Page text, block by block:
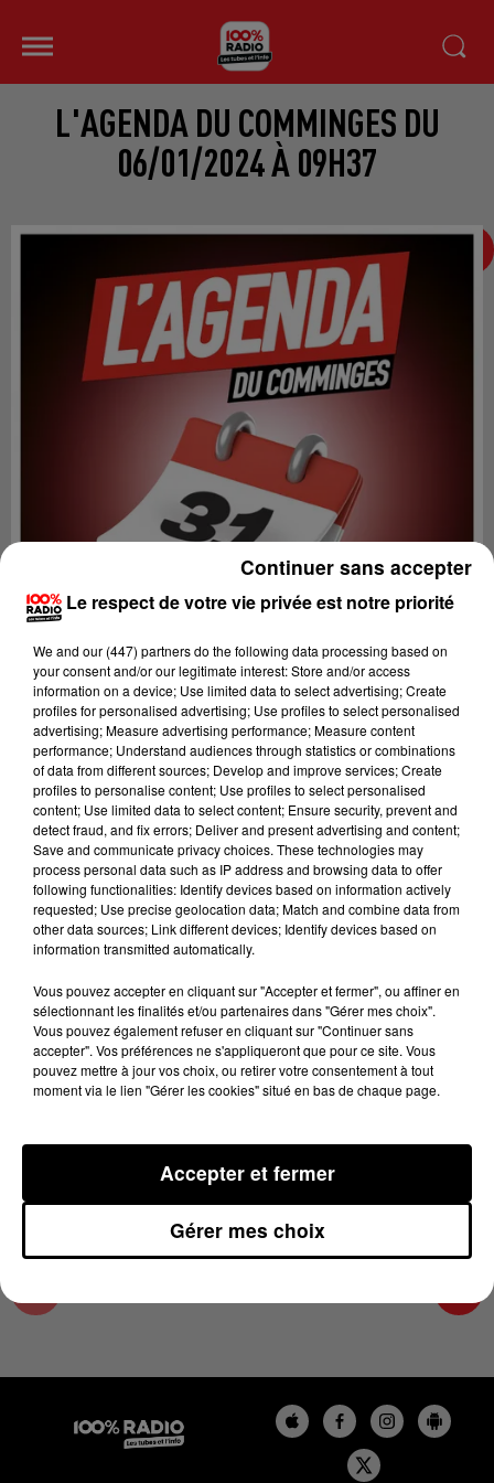
L'AGENDA DU COMMINGES DU
06/01/2024 À 09H37
Lecture (1 min 13 sec)
100%
100% Radio l'agenda du Comminges
6 janvier 2024 - 1 min 13 sec
L'AGENDA DU COMMINGES DU 06/01/2024 À
09H37
L'AGENDA DU COMMINGES
Le respect de votre vie privée est notre priorité
We and our (447) partnersdo the following data processing based on
your consent and/or our legitimate interest: Store and/or access
information on a device; Use limited data to select advertising; Create
profiles for personalised advertising; Use profiles to select personalised
advertising; Measure advertising performance; Measure content
performance; Understand audiences through statistics or combinations
of data from different sources; Develop and improve services; Create
profiles to personalise content; Use profiles to select personalised
content; Use limited data to select content; Ensure security, prevent and
detect fraud, and fix errors; Deliver and present advertising and content;
Save and communicate privacy choices. These technologies may
process personal data such as IP address and browsing data to offer
following functionalities: Identify devices based on information actively
requested; Use precise geolocation data; Match and combine data from
other data sources; Link different devices; Identify devices based on
information transmitted automatically.
Vous pouvez accepter en cliquant sur "Accepter et fermer", ou affiner en
sélectionnant les finalités et/ou partenaires dans "Gérer mes choix".
Vous pouvez également refuser en cliquant sur "Continuer sans
accepter". Vos préférences ne s'appliqueront que pour ce site. Vous
pouvez mettre à jour vos choix, ou retirer votre consentement à tout
moment via le lien "Gérer les cookies" situé en bas de chaque page.
Gérer mes choix
Accepter et fermer
Continuer sans accepter